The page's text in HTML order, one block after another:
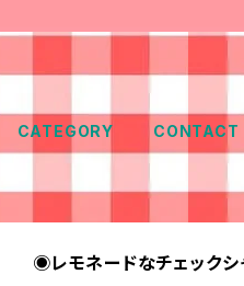
CATEGORY CONTACT
◉レモネードなチェック